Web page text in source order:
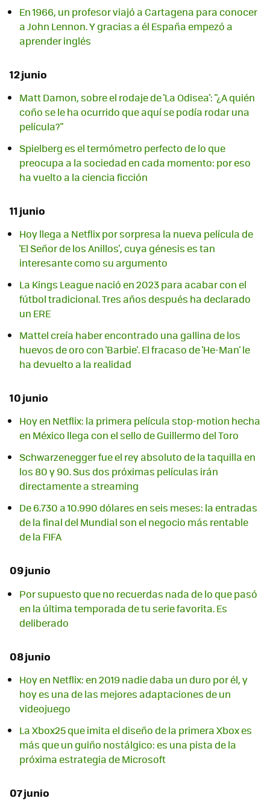
En 1966, un profesor viajó a Cartagena para conocer
a John Lennon. Y gracias a él España empezó a
aprender inglés
12 junio
Matt Damon, sobre el rodaje de 'La Odisea': "¿A quién
coño se le ha ocurrido que aquí se podía rodar una
película?"
Spielberg es el termómetro perfecto de lo que
preocupa a la sociedad en cada momento: por eso
ha vuelto a la ciencia ficción
11 junio
Hoy llega a Netflix por sorpresa la nueva película de
'El Señor de los Anillos', cuya génesis es tan
interesante como su argumento
La Kings League nació en 2023 para acabar con el
fútbol tradicional. Tres años después ha declarado
un ERE
Mattel creía haber encontrado una gallina de los
huevos de oro con 'Barbie'. El fracaso de 'He-Man' le
ha devuelto a la realidad
10 junio
Hoy en Netflix: la primera película stop-motion hecha
en México llega con el sello de Guillermo del Toro
Schwarzenegger fue el rey absoluto de la taquilla en
los 80 y 90. Sus dos próximas películas irán
directamente a streaming
De 6.730 a 10.990 dólares en seis meses: la entradas
de la final del Mundial son el negocio más rentable
de la FIFA
09 junio
Por supuesto que no recuerdas nada de lo que pasó
en la última temporada de tu serie favorita. Es
deliberado
08 junio
Hoy en Netflix: en 2019 nadie daba un duro por él, y
hoy es una de las mejores adaptaciones de un
videojuego
La Xbox25 que imita el diseño de la primera Xbox es
más que un guiño nostálgico: es una pista de la
próxima estrategia de Microsoft
07 junio